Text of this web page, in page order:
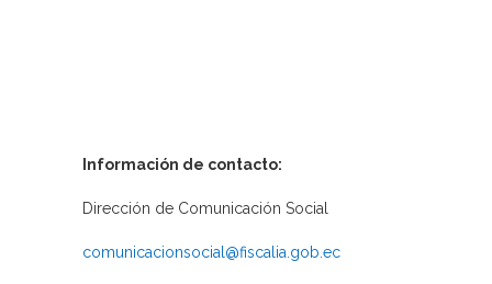
Información de contacto:
Dirección de Comunicación Social
comunicacionsocial@fiscalia.gob.ec